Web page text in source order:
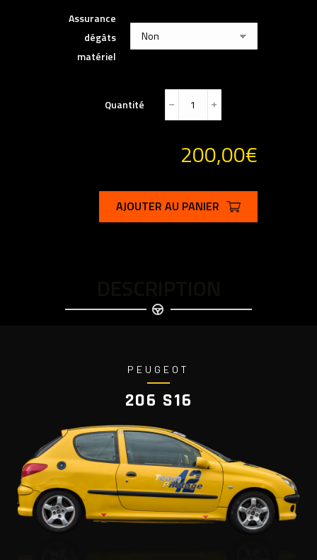
Assurance
dégâts
matériel
Quantité ﹣ ﹢
200,00€
AJOUTER AU PANIER
PEUGEOT
206 S16